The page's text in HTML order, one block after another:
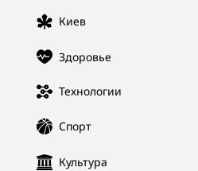
Киев
Здоровье
Технологии
Спорт
Культура